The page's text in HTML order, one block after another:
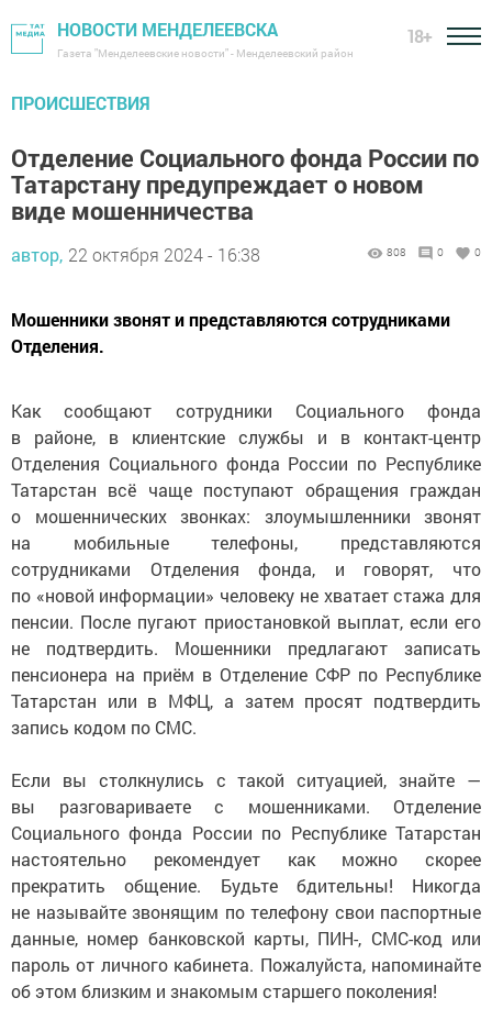
НОВОСТИ МЕНДЕЛЕЕВСКА
Газета "Менделеевские новости" - Менделеевский район
18+
ПРОИСШЕСТВИЯ
Отделение Социального фонда России по
Татарстану предупреждает о новом
виде мошенничества
автор, 22 октября 2024 - 16:38 808 0 0
Мошенники звонят и представляются сотрудниками
Отделения.
Как сообщают сотрудники Социального фонда
в районе, в клиентские службы и в контакт-центр
Отделения Социального фонда России по Республике
Татарстан всё чаще поступают обращения граждан
о мошеннических звонках: злоумышленники звонят
на мобильные телефоны, представляются
сотрудниками Отделения фонда, и говорят, что
по «новой информации» человеку не хватает стажа для
пенсии. После пугают приостановкой выплат, если его
не подтвердить. Мошенники предлагают записать
пенсионера на приём в Отделение СФР по Республике
Татарстан или в МФЦ, а затем просят подтвердить
запись кодом по СМС.
Если вы столкнулись с такой ситуацией, знайте —
вы разговариваете с мошенниками. Отделение
Социального фонда России по Республике Татарстан
настоятельно рекомендует как можно скорее
прекратить общение. Будьте бдительны! Никогда
не называйте звонящим по телефону свои паспортные
данные, номер банковской карты, ПИН-, СМС-код или
пароль от личного кабинета. Пожалуйста, напоминайте
об этом близким и знакомым старшего поколения!